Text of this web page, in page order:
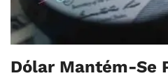
Dólar Mantém-Se